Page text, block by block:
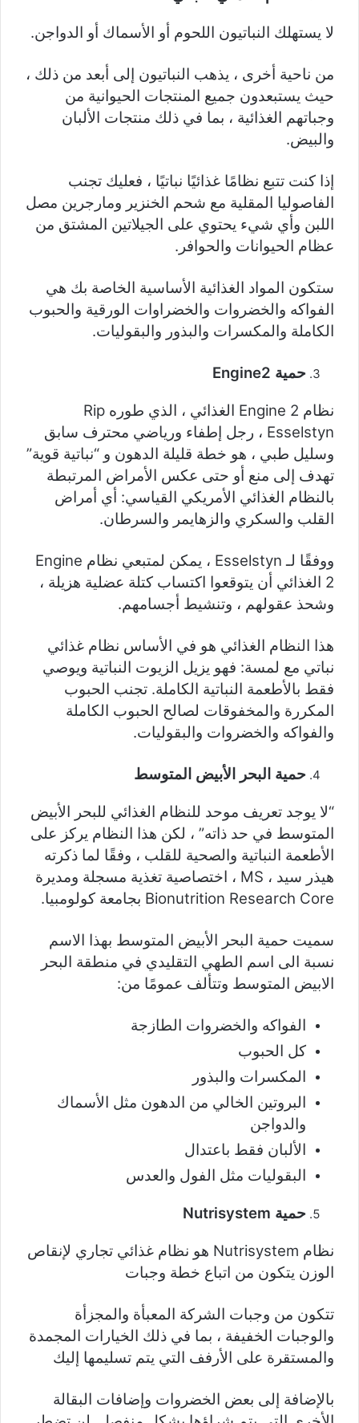
لا يستهلك النباتيون اللحوم أو الأسماك أو الدواجن.
من ناحية أخرى ، يذهب النباتيون إلى أبعد من ذلك ،
حيث يستبعدون جميع المنتجات الحيوانية من
وجباتهم الغذائية ، بما في ذلك منتجات الألبان
والبيض.
إذا كنت تتبع نظامًا غذائيًا نباتيًا ، فعليك تجنب
الفاصوليا المقلية مع شحم الخنزير ومارجرين مصل
اللبن وأي شيء يحتوي على الجيلاتين المشتق من
عظام الحيوانات والحوافر.
ستكون المواد الغذائية الأساسية الخاصة بك هي
الفواكه والخضروات والخضراوات الورقية والحبوب
الكاملة والمكسرات والبذور والبقوليات.
حمية Engine2
نظام Engine 2 الغذائي ، الذي طوره Rip
Esselstyn ، رجل إطفاء ورياضي محترف سابق
وسليل طبي ، هو خطة قليلة الدهون و “نباتية قوية”
تهدف إلى منع أو حتى عكس الأمراض المرتبطة
بالنظام الغذائي الأمريكي القياسي: أي أمراض
القلب والسكري والزهايمر والسرطان.
ووفقًا لـ Esselstyn ، يمكن لمتبعي نظام Engine
2 الغذائي أن يتوقعوا اكتساب كتلة عضلية هزيلة ،
وشحذ عقولهم ، وتنشيط أجسامهم.
هذا النظام الغذائي هو في الأساس نظام غذائي
نباتي مع لمسة: فهو يزيل الزيوت النباتية ويوصي
فقط بالأطعمة النباتية الكاملة. تجنب الحبوب
المكررة والمخفوقات لصالح الحبوب الكاملة
والفواكه والخضروات والبقوليات.
حمية البحر الأبيض المتوسط
“لا يوجد تعريف موحد للنظام الغذائي للبحر الأبيض
المتوسط ​​في حد ذاته” ، لكن هذا النظام يركز على
الأطعمة النباتية والصحية للقلب ، وفقًا لما ذكرته
هيذر سيد ، MS ، اختصاصية تغذية مسجلة ومديرة
Bionutrition Research Core بجامعة كولومبيا.
سميت حمية البحر الأبيض المتوسط ​​بهذا الاسم
نسبة الى اسم الطهي التقليدي في منطقة البحر
الابيض المتوسط وتتألف عمومًا من:
الفواكه والخضروات الطازجة
كل الحبوب
المكسرات والبذور
البروتين الخالي من الدهون مثل الأسماك
والدواجن
الألبان فقط باعتدال
البقوليات مثل الفول والعدس
حمية Nutrisystem
نظام Nutrisystem هو نظام غذائي تجاري لإنقاص
الوزن يتكون من اتباع خطة وجبات
تتكون من وجبات الشركة المعبأة والمجزأة
والوجبات الخفيفة ، بما في ذلك الخيارات المجمدة
والمستقرة على الأرفف التي يتم تسليمها إليك
بالإضافة إلى بعض الخضروات وإضافات البقالة